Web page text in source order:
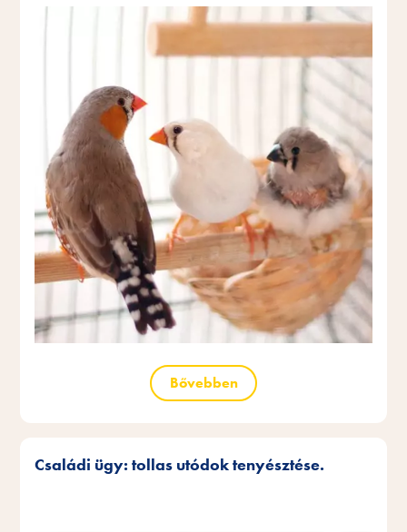
Bővebben
Családi ügy: tollas utódok tenyésztése.